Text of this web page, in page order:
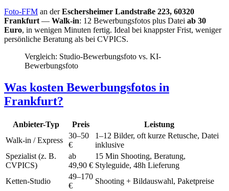
Foto-FFM an derEschersheimer Landstraße 223, 60320
Frankfurt — Walk-in: 12 Bewerbungsfotos plus Datei ab 30
Euro, in wenigen Minuten fertig. Ideal bei knappster Frist, weniger
persönliche Beratung als bei CVPICS.
Vergleich: Studio-Bewerbungsfoto vs. KI-
Bewerbungsfoto
Was kosten Bewerbungsfotos in
Frankfurt?
Anbieter-Typ Preis
Leistung
Walk-in / Express
30–50
€
1–12 Bilder, oft kurze Retusche, Datei
inklusive
Spezialist (z. B.
CVPICS)
ab
49,90 €
15 Min Shooting, Beratung,
Styleguide, 48h Lieferung
Ketten-Studio
49–170
€
Shooting + Bildauswahl, Paketpreise